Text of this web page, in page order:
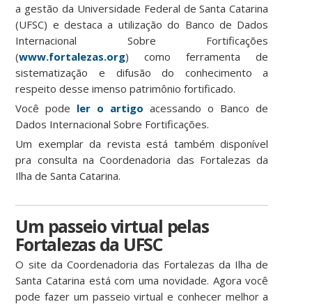
a gestão da Universidade Federal de Santa Catarina
(UFSC) e destaca a utilização do Banco de Dados
Internacional Sobre Fortificações
(www.fortalezas.org) como ferramenta de
sistematização e difusão do conhecimento a
respeito desse imenso patrimônio fortificado.
Você pode ler o artigo acessando o Banco de
Dados Internacional Sobre Fortificações.
Um exemplar da revista está também disponível
pra consulta na Coordenadoria das Fortalezas da
Ilha de Santa Catarina.
Um passeio virtual pelas
Fortalezas da UFSC
O site da Coordenadoria das Fortalezas da Ilha de
Santa Catarina está com uma novidade. Agora você
pode fazer um passeio virtual e conhecer melhor a